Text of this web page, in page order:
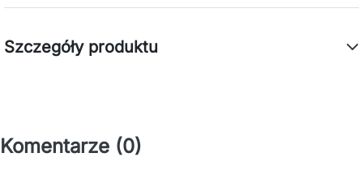
Szczegóły produktu
Komentarze (0)